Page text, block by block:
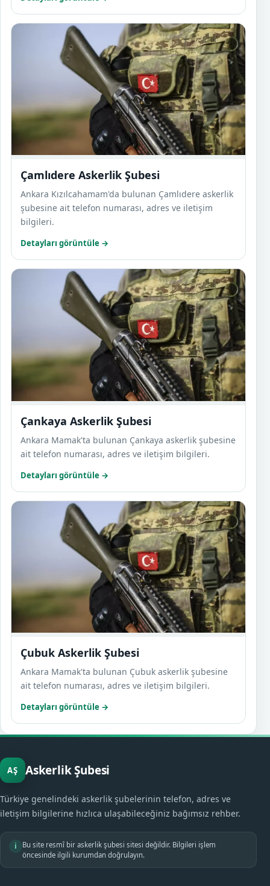
Çamlıdere Askerlik Şubesi
Ankara Kızılcahamam'da bulunan Çamlıdere askerlik
şubesine ait telefon numarası, adres ve iletişim
bilgileri.
Detayları görüntüle →
Çankaya Askerlik Şubesi
Ankara Mamak'ta bulunan Çankaya askerlik şubesine
ait telefon numarası, adres ve iletişim bilgileri.
Detayları görüntüle →
Çubuk Askerlik Şubesi
Ankara Mamak'ta bulunan Çubuk askerlik şubesine
ait telefon numarası, adres ve iletişim bilgileri.
Detayları görüntüle →
AŞ Askerlik Şubesi
Türkiye genelindeki askerlik şubelerinin telefon, adres ve
iletişim bilgilerine hızlıca ulaşabileceğiniz bağımsız rehber.
i
Bu site resmî bir askerlik şubesi sitesi değildir. Bilgileri işlem
öncesinde ilgili kurumdan doğrulayın.